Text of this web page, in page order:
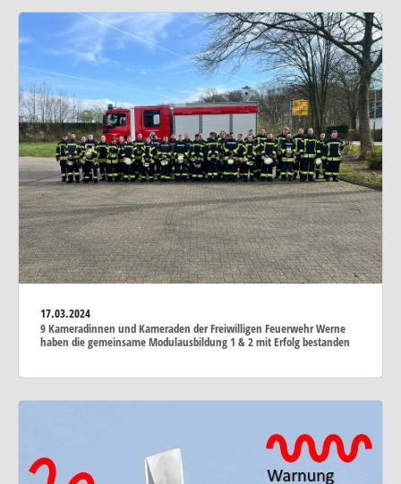
17.03.2024
9 Kameradinnen und Kameraden der Freiwilligen Feuerwehr Werne
haben die gemeinsame Modulausbildung 1 & 2 mit Erfolg bestanden